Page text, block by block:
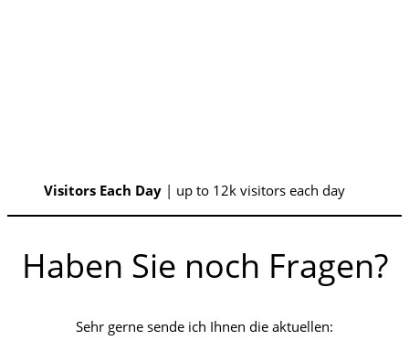
Visitors Each Day | up to 12k visitors each day
Haben Sie noch Fragen?
Sehr gerne sende ich Ihnen die aktuellen: